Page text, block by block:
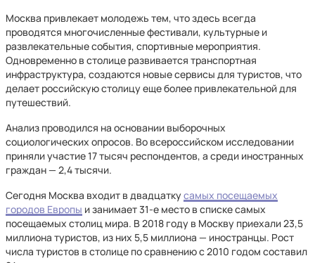
Москва привлекает молодежь тем, что здесь всегда
проводятся многочисленные фестивали, культурные и
развлекательные события, спортивные мероприятия.
Одновременно в столице развивается транспортная
инфраструктура, создаются новые сервисы для туристов, что
делает российскую столицу еще более привлекательной для
путешествий.
Анализ проводился на основании выборочных
социологических опросов. Во всероссийском исследовании
приняли участие 17 тысяч респондентов, а среди иностранных
граждан — 2,4 тысячи.
Сегодня Москва входит в двадцаткусамых посещаемых
городов Европы и занимает 31-е место в списке самых
посещаемых столиц мира. В 2018 году в Москву приехали 23,5
миллиона туристов, из них 5,5 миллиона — иностранцы. Рост
числа туристов в столице по сравнению с 2010 годом составил